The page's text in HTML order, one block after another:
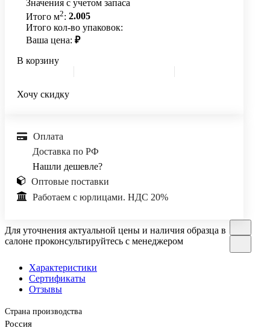
Значения с учетом запаса
Итого м2: 2.005
Итого кол-во упаковок:
Ваша цена: ₽
В корзину
Хочу скидку
Оплата
Доставка по РФ
Нашли дешевле?
Оптовые поставки
Работаем с юрлицами. НДС 20%
Для уточнения актуальной цены и наличия образца в
салоне проконсультируйтесь с менеджером
Характеристики
Сертификаты
Отзывы
Страна производства
Россия